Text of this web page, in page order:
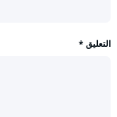
التعليق *